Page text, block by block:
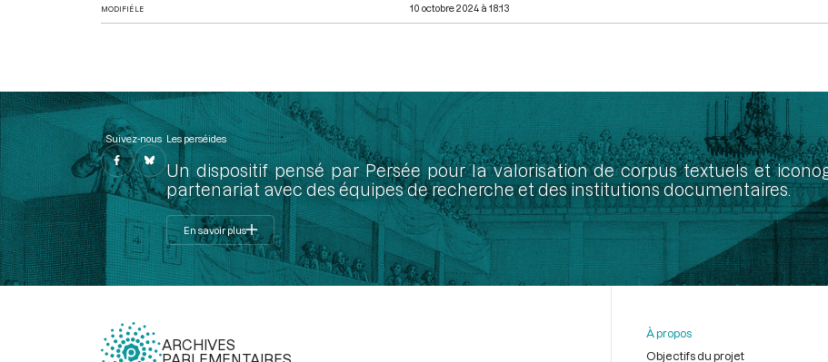
MODIFIÉ LE 10 octobre 2024 à 18:13
Suivez-nous Les perséides
Un dispositif pensé par Persée pour la valorisation de corpus textuels et
partenariat avec des équipes de recherche et des institutions documentaires.
En savoir plus
ARCHIVES
À propos
Objectifs du projet